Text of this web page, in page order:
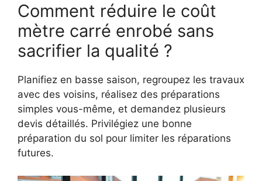
Comment réduire le coût
mètre carré enrobé sans
sacrifier la qualité ?
Planifiez en basse saison, regroupez les travaux
avec des voisins, réalisez des préparations
simples vous-même, et demandez plusieurs
devis détaillés. Privilégiez une bonne
préparation du sol pour limiter les réparations
futures.